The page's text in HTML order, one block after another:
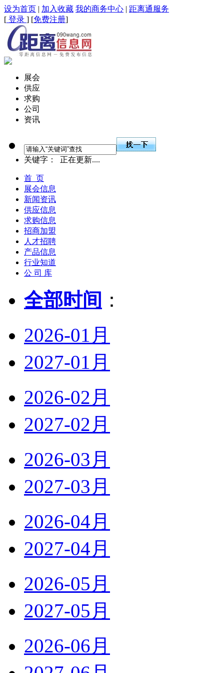
设为首页 | 加入收藏 我的商务中心 | 距离通服务
[ 登录 ] [免费注册]
展会
供应
求购
公司
资讯
关键字： 正在更新....
首 页
展会信息
新闻资讯
供应信息
求购信息
招商加盟
人才招聘
产品信息
行业知道
公 司 库
全部时间 ：
2026-01月
2027-01月
2026-02月
2027-02月
2026-03月
2027-03月
2026-04月
2027-04月
2026-05月
2027-05月
2026-06月